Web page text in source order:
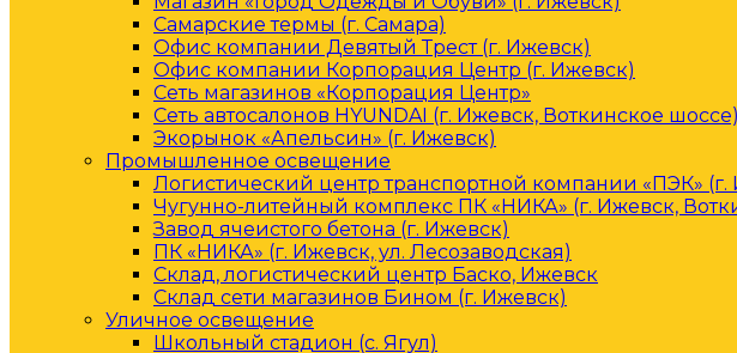
Самарские термы (г. Самара)
Офис компании Девятый Трест (г. Ижевск)
Офис компании Корпорация Центр (г. Ижевск)
Сеть магазинов «Корпорация Центр»
Сеть автосалонов HYUNDAI (г. Ижевск, Воткинское шоссе)
Экорынок «Апельсин» (г. Ижевск)
Промышленное освещение
Логистический центр транспортной компании «ПЭК» (г.
Чугунно-литейный комплекс ПК «НИКА» (г. Ижевск,
Завод ячеистого бетона (г. Ижевск)
ПК «НИКА» (г. Ижевск, ул. Лесозаводская)
Склад, логистический центр Баско, Ижевск
Склад сети магазинов Бином (г. Ижевск)
Уличное освещение
Школьный стадион (с. Ягул)